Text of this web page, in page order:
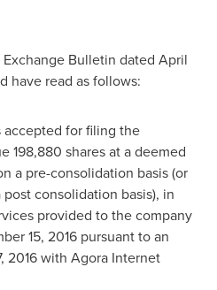
Bulletin dated April
have read as follows:
accepted for filing the
198,880 shares at a deemed
a pre-consolidation basis (or
post consolidation basis), in
provided to the company
15, 2016 pursuant to an
2016with Agora Internet